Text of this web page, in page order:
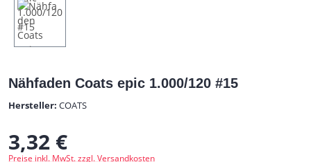
Nähfaden Coats epic 1.000/120 #15
Hersteller: COATS
Regulärer Preis:
3,32 €
Preise inkl. MwSt. zzgl. Versandkosten